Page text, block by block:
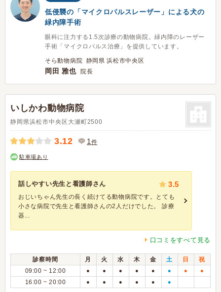
低侵襲の「マイクロパルスレーザー」による犬の
緑内障手術
眼科に注力する1.5次診療の動物病院。緑内障のレーザー
手術「マイクロパルス治療」を提供しています。
そら動物病院 静岡県 浜松市中央区
岡田 雅也 院長
いしかわ動物病院
静岡県浜松市中央区大瀬町2500
3.12 1件
駐車場あり
話しやすい先生と看護師さん 3.5
おじいちゃん先生の長く続けてる動物病院です。とても
小さな病院で先生と看護師さんの2人だけでした。 診療
器...
口コミをすべて見る
診察時間 月 火 水 木 金 土 日
祝
09:00 ~ 12:00
● ● ● ● ● ● ● ●
16:00 ~ 20:00 ● ● ● ● ● ●